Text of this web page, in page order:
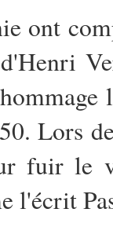
ont
Lors
fuir le
l'écrit